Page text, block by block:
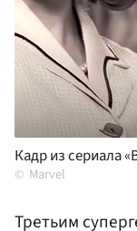
Кадр из сериала
Marvel
Третьим